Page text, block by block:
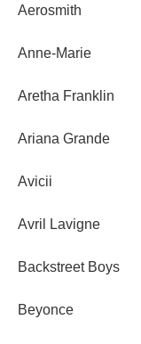
Aerosmith
Anne-Marie
Aretha Franklin
Ariana Grande
Avicii
Avril Lavigne
Backstreet Boys
Beyonce